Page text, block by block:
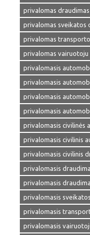
privalomas
privalomas sveikatos
privalomas
privalomas vairuotoju
privalomasis
privalomasis
privalomasis
privalomasis
privalomasis civilinės
privalomasis civilinis
privalomasis civilinis
privalomasis
privalomasis
privalomasis
privalomasis
privalomasis